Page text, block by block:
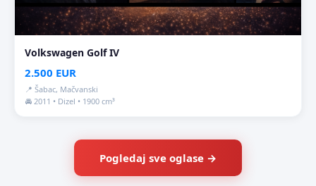
Volkswagen Golf IV
2.500 EUR
📍 Šabac, Mačvanski
🚘 2011 • Dizel • 1900 cm³
Pogledaj sve oglase →